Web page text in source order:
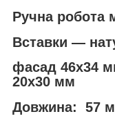
Ручна робота
Вставки —
фасад 46х34
20х30 мм
Довжина: 57